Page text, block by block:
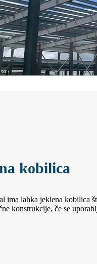
kobilica
ima lahka jeklena kobilica
konstrukcije, če se